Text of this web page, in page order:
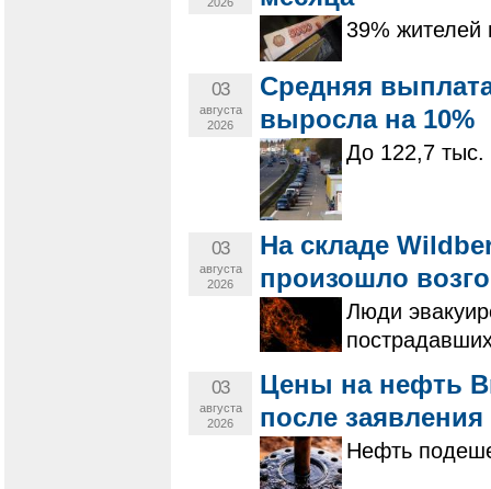
39% жителей
03
августа
2026
Средняя
выросла на 10%
До 122,7 тыс.
03
августа
2026
На складе
произошло
Люди
03
августа
2026
Цены на нефть
после
Нефть